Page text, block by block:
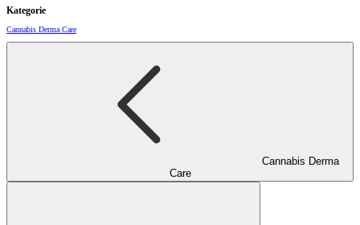
Kategorie
Cannabis Derma Care
Cannabis Derma
Care